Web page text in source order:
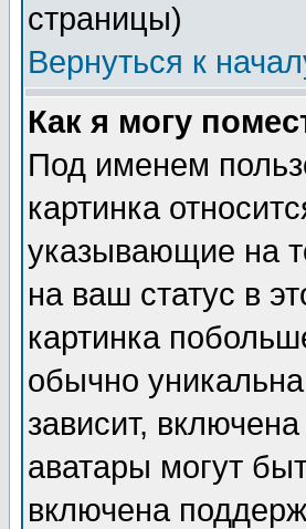
страницы)
Вернуться к
Как я могу
Под именем
картинка
указывающие на
на ваш статус в
картинка
обычно
зависит,
аватары могут
включена